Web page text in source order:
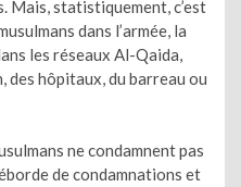
Mais, statistiquement, c’est
dans l’armée, la
les réseaux Al-Qaida,
des hôpitaux, du barreau ou
ne condamnent pas
de condamnations et